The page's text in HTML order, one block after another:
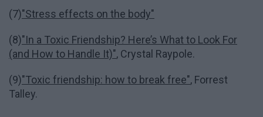
(7)"Stress effects on the body"
(8)"In a Toxic Friendship? Here’s What to Look For
(and How to Handle It)", Crystal Raypole.
(9)"Toxic friendship: how to break free", Forrest
Talley.